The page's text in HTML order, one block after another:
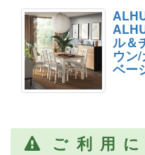
ル＆
ウン
ベー
ご利用